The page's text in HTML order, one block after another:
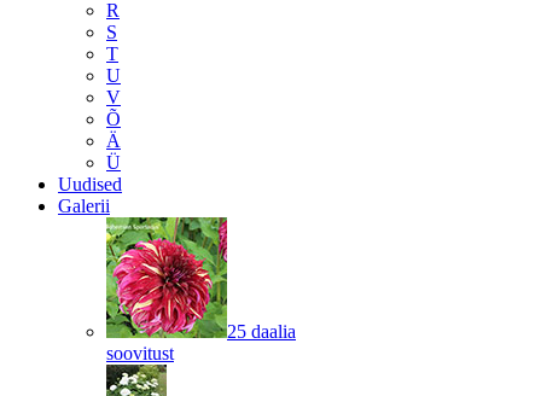
R
S
T
U
V
Õ
Ä
Ü
Uudised
Galerii
25 daalia
soovitust